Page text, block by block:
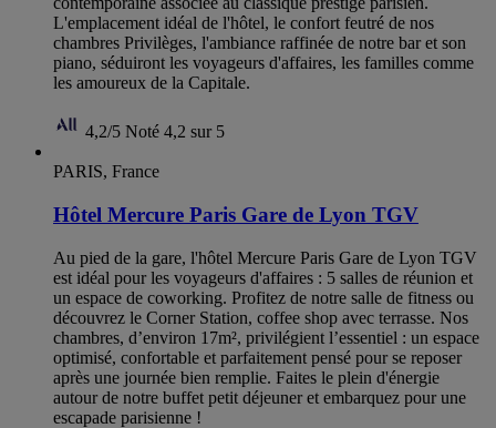
L'emplacement idéal de l'hôtel, le confort feutré de nos
chambres Privilèges, l'ambiance raffinée de notre bar et son
piano, séduiront les voyageurs d'affaires, les familles comme
les amoureux de la Capitale.
4,2/5 Noté 4,2 sur 5
PARIS, France
Hôtel Mercure Paris Gare de Lyon TGV
Au pied de la gare, l'hôtel Mercure Paris Gare de Lyon TGV
est idéal pour les voyageurs d'affaires : 5 salles de réunion et
un espace de coworking. Profitez de notre salle de fitness ou
découvrez le Corner Station, coffee shop avec terrasse. Nos
chambres, d’environ 17m², privilégient l’essentiel : un espace
optimisé, confortable et parfaitement pensé pour se reposer
après une journée bien remplie. Faites le plein d'énergie
autour de notre buffet petit déjeuner et embarquez pour une
escapade parisienne !